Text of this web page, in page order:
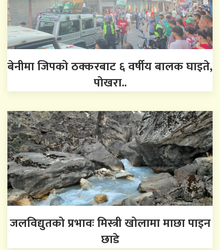
बेनीमा जिपको ठक्करबाट ६ वर्षीय बालक घाइते,
पोखरा..
जलविद्युतको प्रभावः मिस्त्री खोलामा माछा पाइन
छाडे